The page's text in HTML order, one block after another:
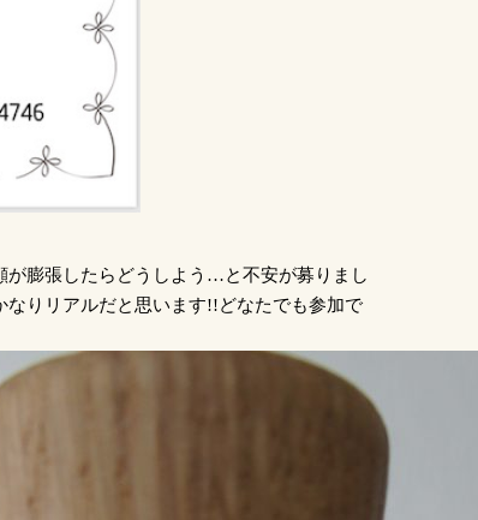
が膨張したらどうしよう…と不安が募りまし
りリアルだと思います!!どなたでも参加で